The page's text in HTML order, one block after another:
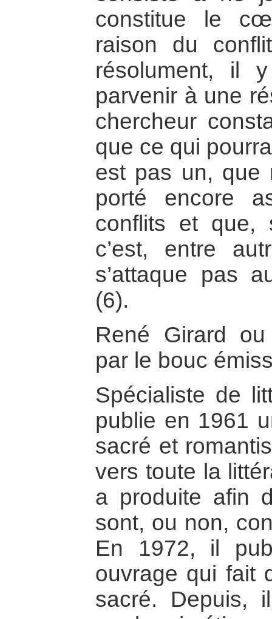
constitue le
raison du
résolument, il
parvenir à une
chercheur
que ce qui
est pas un, que
porté encore
conflits et que,
c’est, entre
s’attaque pas
(6).
René Girard
par le bouc
Spécialiste de
publie en 1961
sacré et
vers toute la
a produite afin
sont, ou non,
En 1972, il
ouvrage qui fait
sacré. Depuis,